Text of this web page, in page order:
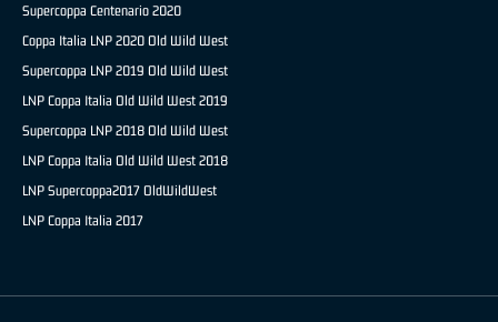
Supercoppa Centenario 2020
Coppa Italia LNP 2020 Old Wild West
Supercoppa LNP 2019 Old Wild West
LNP Coppa Italia Old Wild West 2019
Supercoppa LNP 2018 Old Wild West
LNP Coppa Italia Old Wild West 2018
LNP Supercoppa2017 OldWildWest
LNP Coppa Italia 2017